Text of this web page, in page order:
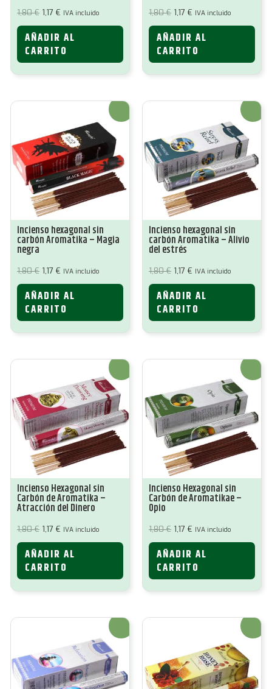
1,80€ El
original
era:
1,80 €.
1,17 € El
actual
es:
1,17 €.
IVA incluido
AÑADIR AL
CARRITO
1,80€ El
original
era:
1,80 €.
1,17 € El
actual
es:
1,17 €.
IVA incluido
AÑADIR AL
CARRITO
¡Oferta!
Incienso hexagonal sin
carbón Aromatika – Magia
negra
1,80€ El
original
era:
1,80 €.
1,17 € El
actual
es:
1,17 €.
IVA incluido
AÑADIR AL
CARRITO
¡Oferta!
Incienso hexagonal sin
carbón Aromatika – Alivio
del estrés
1,80€ El
original
era:
1,80 €.
1,17 € El
actual
es:
1,17 €.
IVA incluido
AÑADIR AL
CARRITO
¡Oferta!
Incienso Hexagonal sin
Carbón de Aromatika –
Atracción del Dinero
1,80€ El
original
era:
1,80 €.
1,17 € El
actual
es:
1,17 €.
IVA incluido
AÑADIR AL
CARRITO
¡Oferta!
Incienso Hexagonal sin
Carbón de Aromatikae –
Opio
1,80€ El
original
era:
1,80 €.
1,17 € El
actual
es:
1,17 €.
IVA incluido
AÑADIR AL
CARRITO
¡Oferta! ¡Oferta!